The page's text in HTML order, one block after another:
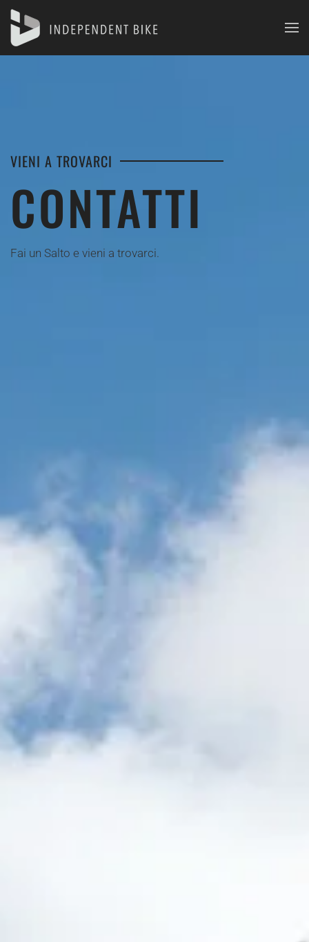
Skip to main content
VIENI A TROVARCI
CONTATTI
Fai un Salto e vieni a trovarci.